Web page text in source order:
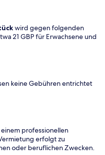
wird gegen folgenden
21 GBP für Erwachsene und
keine Gebühren entrichtet
professionellen
erfolgt zu
oder beruflichen Zwecken.